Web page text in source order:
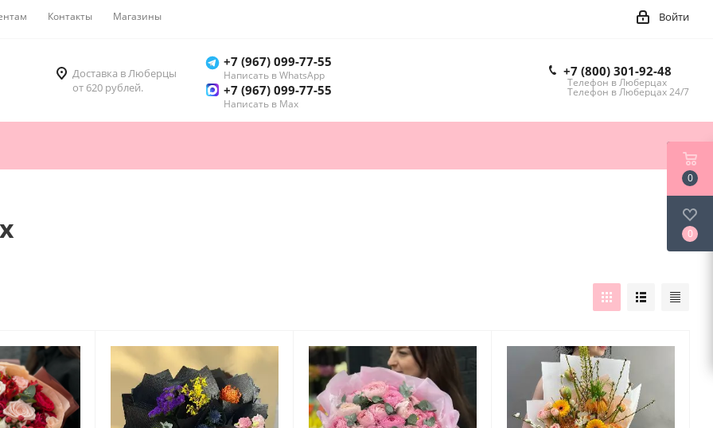
Контакты Магазины Войти
Доставка в Люберцы
от 620 рублей.
+7 (967) 099-77-55
Написать в WhatsApp
+7 (967) 099-77-55
Написать в Мах
+7 (800) 301-92-48
Телефон в Люберцах
Телефон в Люберцах 24/7
0
0